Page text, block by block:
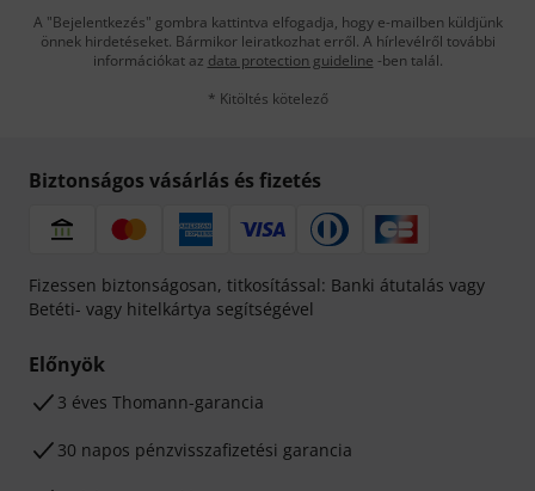
A "Bejelentkezés" gombra kattintva elfogadja, hogy e-mailben küldjünk
önnek hirdetéseket. Bármikor leiratkozhat erről. A hírlevélről további
információkat az data protection guideline -ben talál.
* Kitöltés kötelező
Biztonságos vásárlás és fizetés
Fizessen biztonságosan, titkosítással: Banki átutalás vagy
Betéti- vagy hitelkártya segítségével
Előnyök
3 éves Thomann-garancia
30 napos pénzvisszafizetési garancia